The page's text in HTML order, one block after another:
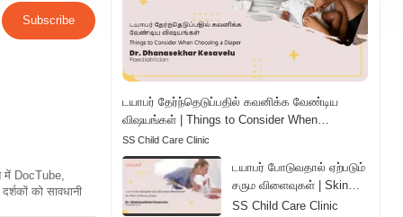
Subscribe
में DocTube,
को सावधानी
டயாபர் தேர்ந்தெடுப்பதில் கவனிக்க வேண்டிய
விஷயங்கள் | Things to Consider When
Choosing a Diaper | Tamil
SS Child Care Clinic
டயாபர் போடுவதால் ஏற்படும்
சரும விளைவுகள் | Skin
Effects of Wearing
SS Child Care Clinic